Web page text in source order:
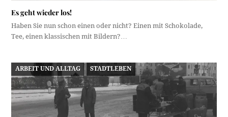
Es geht wieder los!
Haben Sie nun schon einen oder nicht? Einen mit Schokolade,
Tee, einen klassischen mit Bildern?…
ARBEIT UND ALLTAG STADTLEBEN